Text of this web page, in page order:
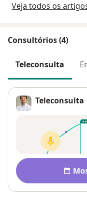
Veja todos os
Consultórios (4)
Teleconsulta
Teleconsulta
Disponibilidade